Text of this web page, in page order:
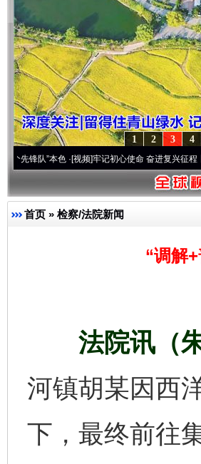
4
3
2
1
本色·[视频]牢记初心使命 奋进复兴征程丨宝塔山下
首页 » 检察/法院新闻
“调解
法院讯（朱
河镇胡某因西
下，最终前往